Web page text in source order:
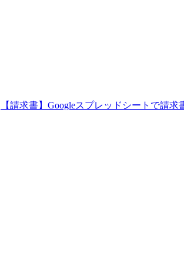
【請求書】Googleスプレッドシートで請